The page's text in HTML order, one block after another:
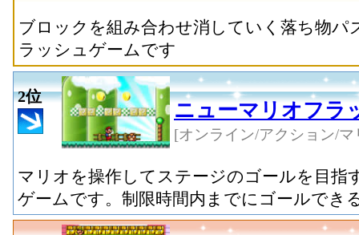
ブロックを組み合わせ消していく落ち物パ
ラッシュゲームです
2位
ニューマリオフラ
[オンライン/アクション/マ
マリオを操作してステージのゴールを目指
ゲームです。制限時間内までにゴールでき